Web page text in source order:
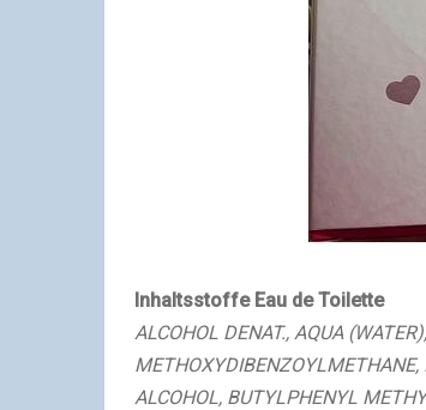
Inhaltsstoffe Eau de Toilette
ALCOHOL DENAT., AQUA
ALCOHOL, BUTYLPHENYL